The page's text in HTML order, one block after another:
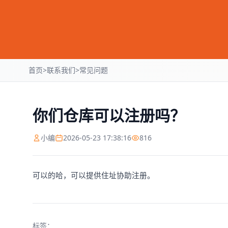
首页>联系我们>常见问题
你们仓库可以注册吗？
小编 2026-05-23 17:38:16 816
可以的哈，可以提供住址协助注册。
标签：